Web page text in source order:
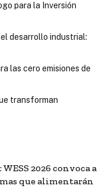
para la Inversión
desarrollo industrial:
las cero emisiones de
transforman
2026 convoca a
que alimentarán